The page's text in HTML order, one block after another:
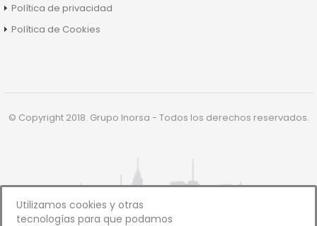
Política de privacidad
Política de Cookies
© Copyright 2018. Grupo Inorsa - Todos los derechos reservados.
Utilizamos cookies y otras
tecnologías para que podamos